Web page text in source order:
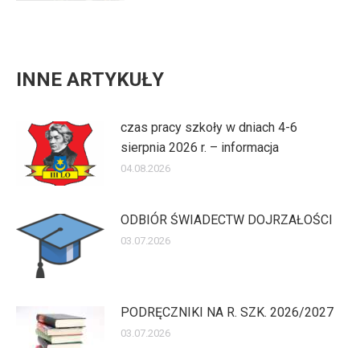
INNE ARTYKUŁY
czas pracy szkoły w dniach 4-6
sierpnia 2026 r. – informacja
04.08.2026
ODBIÓR ŚWIADECTW DOJRZAŁOŚCI
03.07.2026
PODRĘCZNIKI NA R. SZK. 2026/2027
03.07.2026